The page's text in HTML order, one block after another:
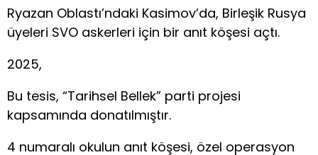
Ryazan Oblastı’ndaki Kasimov’da, Birleşik Rusya
üyeleri SVO askerleri için bir anıt köşesi açtı.
2025,
Bu tesis, “Tarihsel Bellek” parti projesi
kapsamında donatılmıştır.
4 numaralı okulun anıt köşesi, özel operasyon